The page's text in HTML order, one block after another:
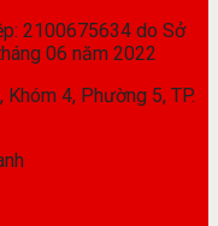
2100675634 do Sở
06 năm 2022
4, Phường 5, TP.